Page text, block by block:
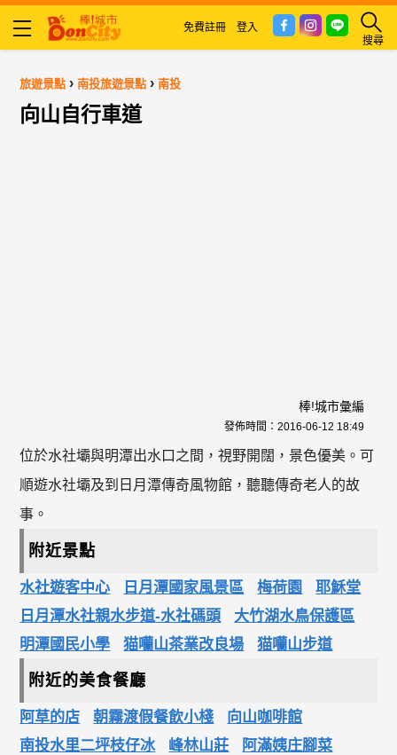
搜尋
免費註冊 登入
旅遊景點 ›南投旅遊景點 ›南投
向山自行車道
棒!城市彙編
發佈時間： 2016-06-12 18:49
位於水社壩與明潭出水口之間，視野開闊，景色優美。可
順遊水社壩及到日月潭傳奇風物館，聽聽傳奇老人的故
事。
附近景點
水社遊客中心 日月潭國家風景區 梅荷園
耶穌堂
日月潭水社親水步道-水社碼頭
大竹湖水鳥保護區
明潭國民小學
猫囒山茶業改良場 猫囒山步道
附近的美食餐廳
阿草的店 朝霧渡假餐飲小棧
向山咖啡館
南投水里二坪枝仔冰
峰林山莊 阿滿姨庄腳菜